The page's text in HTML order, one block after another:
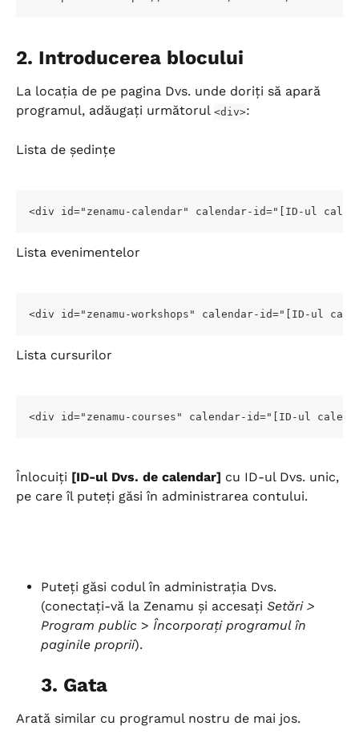
2. Introducerea blocului
La locația de pe pagina Dvs. unde doriți să apară
programul, adăugați următorul <div>:
Lista de ședințe
<div id="zenamu-calendar" calendar-id="[ID-ul
Lista evenimentelor
<div id="zenamu-workshops" calendar-id="[ID-ul
Lista cursurilor
<div id="zenamu-courses" calendar-id="[ID-ul
Înlocuiți [ID-ul Dvs. de calendar] cu ID-ul Dvs. unic,
pe care îl puteți găsi în administrarea contului.
Puteți găsi codul în administrația Dvs.
(conectați-vă la Zenamu și accesați Setări >
Program public > Încorporați programul în
paginile proprii).
3. Gata
Arată similar cu programul nostru de mai jos.